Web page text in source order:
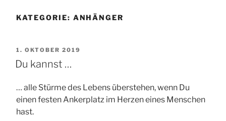
KATEGORIE: ANHÄNGER
VERÖFFENTLICHT
AM
1. OKTOBER 2019
Du kannst …
… alle Stürme des Lebens überstehen, wenn Du
einen festen Ankerplatz im Herzen eines Menschen
hast.